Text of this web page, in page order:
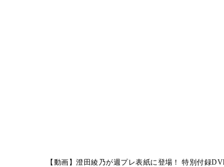
【動画】澄田綾乃が週プレ表紙に登場！ 特別付録